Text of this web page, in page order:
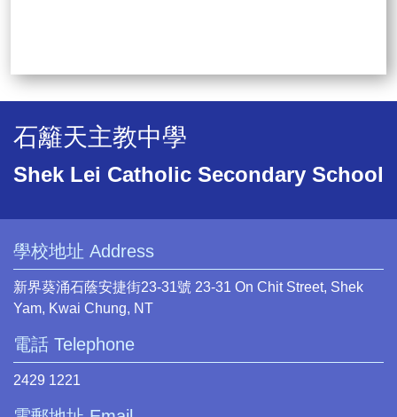
石籬天主教中學
Shek Lei Catholic Secondary School
學校地址 Address
新界葵涌石蔭安捷街23-31號 23-31 On Chit Street, Shek
Yam, Kwai Chung, NT
電話 Telephone
2429 1221